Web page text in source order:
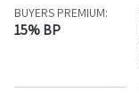
BUYERS PREMIUM:
15% BP